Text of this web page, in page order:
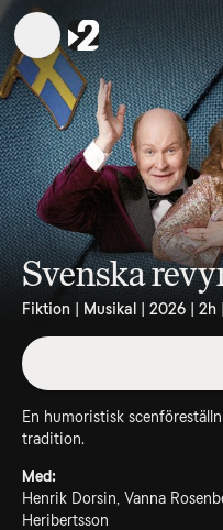
Svenska
Fiktion | Musikal | 2026 | 2h
En humoristisk
tradition.
Med:
Henrik Dorsin, Vanna
Heribertsson